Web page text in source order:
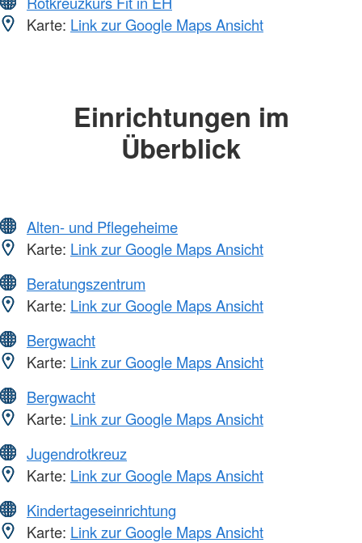
Karte: Link zur Google Maps Ansicht
Einrichtungen im
Überblick
Alten- und Pflegeheime
Karte: Link zur Google Maps Ansicht
Beratungszentrum
Karte: Link zur Google Maps Ansicht
Bergwacht
Karte: Link zur Google Maps Ansicht
Bergwacht
Karte: Link zur Google Maps Ansicht
Jugendrotkreuz
Karte: Link zur Google Maps Ansicht
Kindertageseinrichtung
Karte: Link zur Google Maps Ansicht